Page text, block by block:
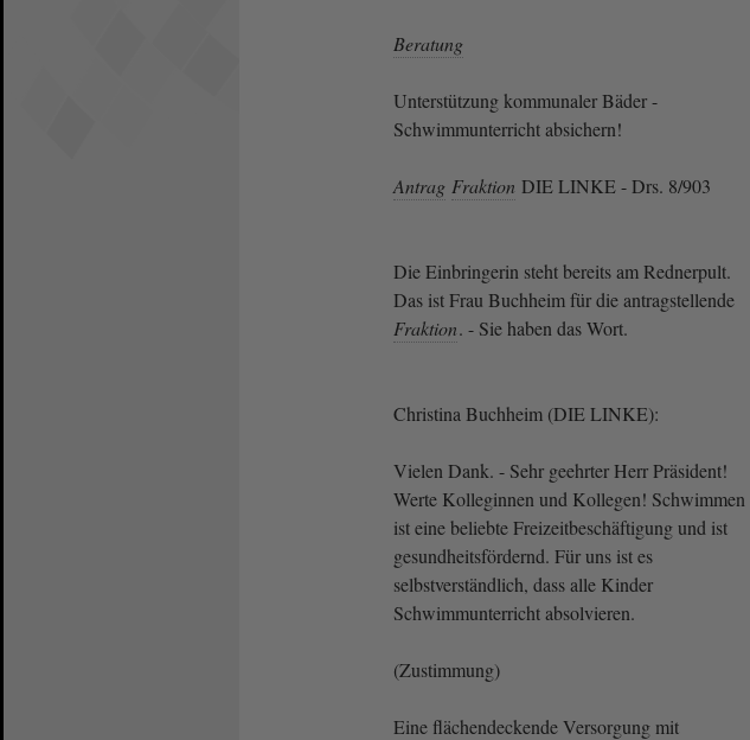
Beratung
Unterstützung kommunaler Bäder -
Schwimmunterricht absichern!
Antrag Fraktion DIE LINKE - Drs. 8/903
Die Einbringerin steht bereits am Rednerpult.
Das ist Frau Buchheim für die antragstellende
Fraktion. - Sie haben das Wort.
Christina Buchheim (DIE LINKE):
Vielen Dank. - Sehr geehrter Herr Präsident!
Werte Kolleginnen und Kollegen! Schwimmen
ist eine beliebte Freizeitbeschäftigung und ist
gesundheitsfördernd. Für uns ist es
selbstverständlich, dass alle Kinder
Schwimmunterricht absolvieren.
(Zustimmung)
Eine flächendeckende Versorgung mit